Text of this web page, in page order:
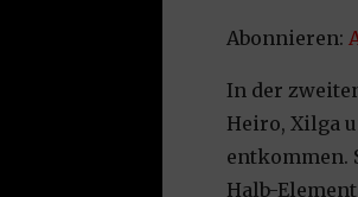
RSS FEED
LINK
EMBED
Abonnieren:
In der
Heiro, Xilga
entkommen.
Halb-